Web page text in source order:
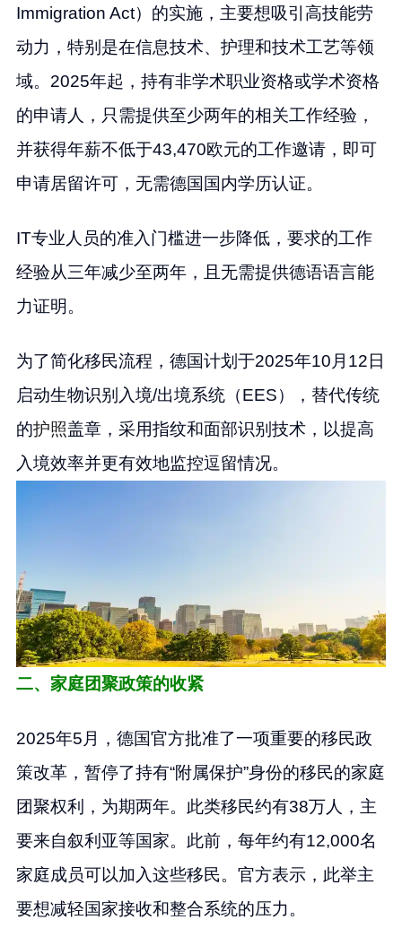
Immigration Act）的实施，主要想吸引高技能劳
动力，特别是在信息技术、护理和技术工艺等领
域。2025年起，持有非学术职业资格或学术资格
的申请人，只需提供至少两年的相关工作经验，
并获得年薪不低于43,470欧元的工作邀请，即可
申请居留许可，无需德国国内学历认证。
IT专业人员的准入门槛进一步降低，要求的工作
经验从三年减少至两年，且无需提供德语语言能
力证明。
为了简化移民流程，德国计划于2025年10月12日
启动生物识别入境/出境系统（EES），替代传统
的护照盖章，采用指纹和面部识别技术，以提高
入境效率并更有效地监控逗留情况。
二、家庭团聚政策的收紧
2025年5月，德国官方批准了一项重要的移民政
策改革，暂停了持有“附属保护”身份的移民的家庭
团聚权利，为期两年。此类移民约有38万人，主
要来自叙利亚等国家。此前，每年约有12,000名
家庭成员可以加入这些移民。官方表示，此举主
要想减轻国家接收和整合系统的压力。